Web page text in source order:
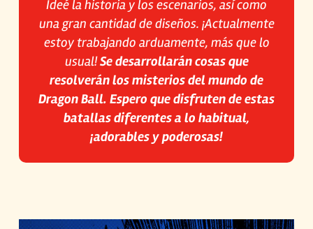
Ideé la historia y los escenarios, así como
una gran cantidad de diseños. ¡Actualmente
estoy trabajando arduamente, más que lo
usual!Se desarrollarán cosas que
resolverán los misterios del mundo de
Dragon Ball. Espero que disfruten de estas
batallas diferentes a lo habitual,
¡adorables y poderosas!